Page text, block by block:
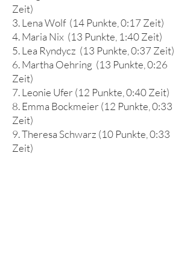
Zeit)
3. Lena Wolf (14 Punkte, 0:17 Zeit)
4. Maria Nix (13 Punkte, 1:40 Zeit)
5. Lea Ryndycz (13 Punkte, 0:37 Zeit)
6. Martha Oehring (13 Punkte, 0:26
Zeit)
7. Leonie Ufer (12 Punkte, 0:40 Zeit)
8. Emma Bockmeier (12 Punkte, 0:33
Zeit)
9. Theresa Schwarz (10 Punkte, 0:33
Zeit)